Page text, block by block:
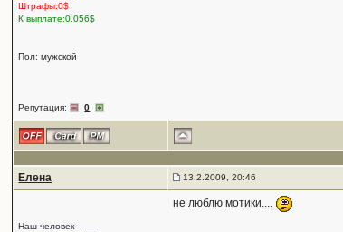
Штрафы:0$
К выплате:0.056$
Пол: мужской
Репутация: 0
Елена 13.2.2009, 20:46
Наш человек
не люблю мотики....